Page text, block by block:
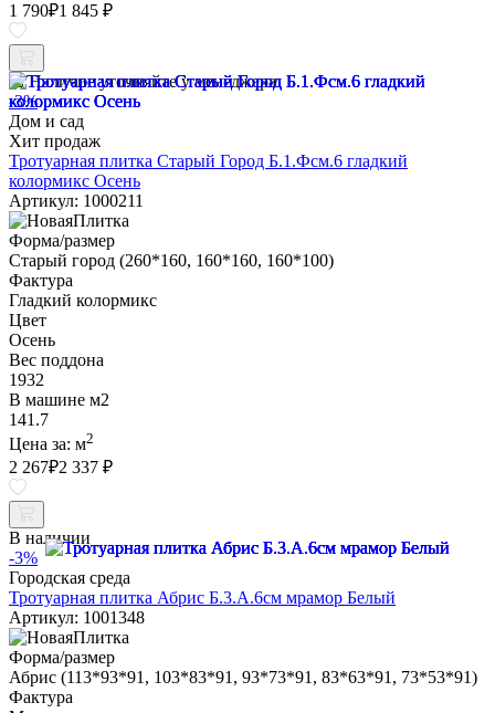
1 790₽1 845 ₽
Наличие уточняйте у менеджера
-3%
Дом и сад
Хит продаж
Тротуарная плитка Старый Город Б.1.Фсм.6 гладкий
колормикс Осень
Артикул: 1000211
Форма/размер
Старый город (260*160, 160*160, 160*100)
Фактура
Гладкий колормикс
Цвет
Осень
Вес поддона
1932
В машине м2
141.7
Цена за: м2
2 267₽2 337 ₽
В наличии
-3%
Городская среда
Тротуарная плитка Абрис Б.3.А.6см мрамор Белый
Артикул: 1001348
Форма/размер
Абрис (113*93*91, 103*83*91, 93*73*91, 83*63*91, 73*53*91)
Фактура